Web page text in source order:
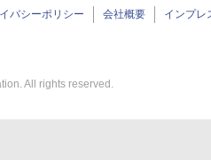
バシーポリシー 会社概要 インプレ
All rights reserved.